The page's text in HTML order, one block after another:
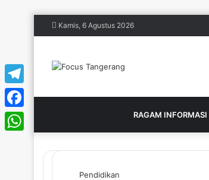
Kamis, 6 Agustus 2026
HOME
RAGAM INFORMASI
Pendidikan
Telegram
Facebook